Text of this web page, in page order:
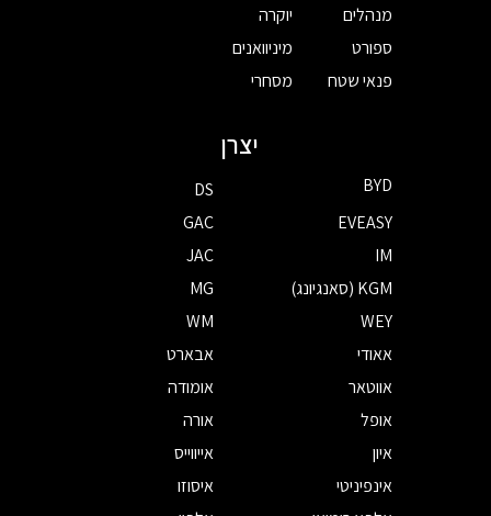
מנהלים
ספורט
פנאי שטח
יוקרה
מיניוואנים
מסחרי
יצרן
BYD
DS
EVEASY
GAC
IM
JAC
KGM (סאנגיונג)
MG
WEY
WM
אאודי
אבארט
אווטאר
אומודה
אופל
אורה
איון
אייווייס
אינפיניטי
איסוזו